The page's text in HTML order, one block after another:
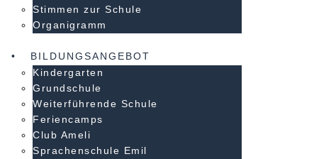
Stimmen zur Schule
Organigramm
BILDUNGSANGEBOT
Kindergarten
Grundschule
Weiterführende Schule
Feriencamps
Club Ameli
Sprachenschule Emil